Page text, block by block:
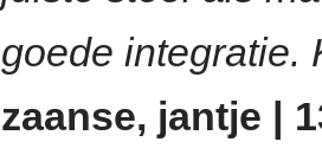
goede integratie.
zaanse, jantje |